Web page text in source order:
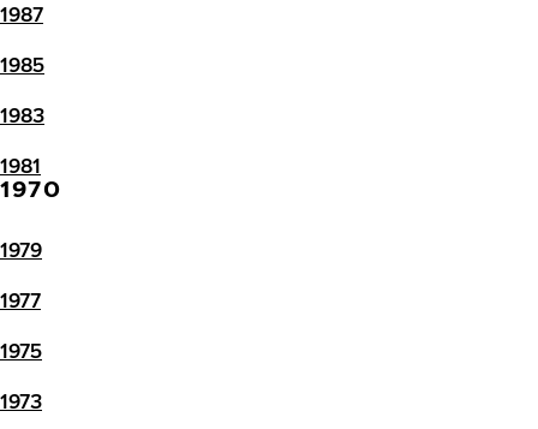
1987
1985
1983
1981
1970
1979
1977
1975
1973